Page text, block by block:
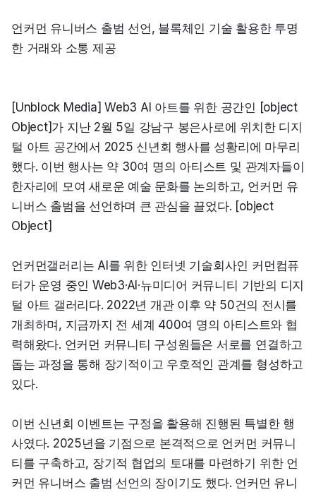
언커먼 유니버스 출범 선언, 블록체인 기술 활용한 투명
한 거래와 소통 제공
[Unblock Media] Web3 AI 아트를 위한 공간인 [object
Object]가 지난 2월 5일 강남구 봉은사로에 위치한 디지
털 아트 공간에서 2025 신년회 행사를 성황리에 마무리
했다. 이번 행사는 약 30여 명의 아티스트 및 관계자들이
한자리에 모여 새로운 예술 문화를 논의하고, 언커먼 유
니버스 출범을 선언하며 큰 관심을 끌었다. [object
Object]
언커먼갤러리는 AI를 위한 인터넷 기술회사인 커먼컴퓨
터가 운영 중인 Web3·AI·뉴미디어 커뮤니티 기반의 디지
털 아트 갤러리다. 2022년 개관 이후 약 50건의 전시를
개최하며, 지금까지 전 세계 400여 명의 아티스트와 협
력해왔다. 언커먼 커뮤니티 구성원들은 서로를 연결하고
돕는 과정을 통해 장기적이고 우호적인 관계를 형성하고
있다.
이번 신년회 이벤트는 구정을 활용해 진행된 특별한 행
사였다. 2025년을 기점으로 본격적으로 언커먼 커뮤니
티를 구축하고, 장기적 협업의 토대를 마련하기 위한 언
커먼 유니버스 출범 선언의 장이기도 했다. 언커먼 유니